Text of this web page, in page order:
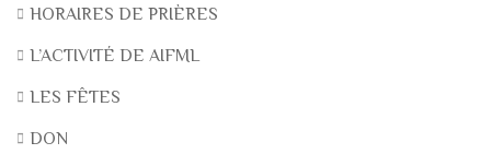
HORAIRES DE PRIÈRES
L’ACTIVITÉ DE AIFML
LES FÊTES
DON